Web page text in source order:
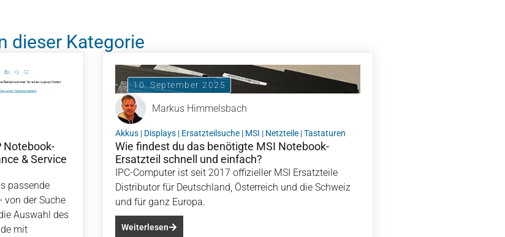
dieser Kategorie
Notebook-
& Service
passende
von der Suche
Auswahl des
mit
10. September 2025
Markus Himmelsbach
Akkus | Displays | Ersatzteilsuche | MSI | Netzteile |Tastaturen
Wie findest du das benötigte MSI Notebook-
Ersatzteil schnell und einfach?
IPC-Computer ist seit 2017 offizieller MSI Ersatzteile
Distributor für Deutschland, Österreich und die Schweiz
und für ganz Europa.
Weiterlesen